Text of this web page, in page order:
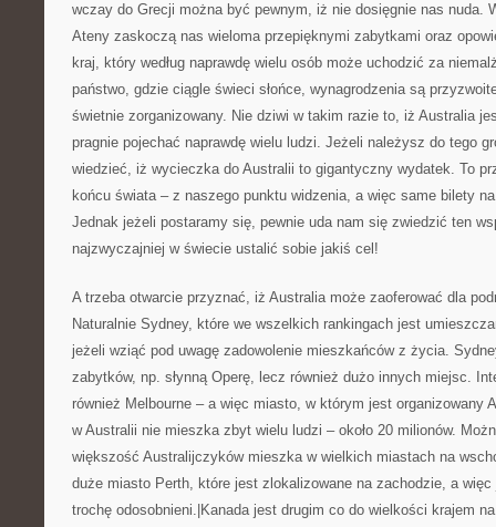
wczay do Grecji można być pewnym, iż nie dosięgnie nas nuda.
Ateny zaskoczą nas wieloma przepięknymi zabytkami oraz
kraj, który według naprawdę wielu osób może uchodzić za
państwo, gdzie ciągle świeci słońce, wynagrodzenia są
świetnie zorganizowany. Nie dziwi w takim razie to, iż Australia
pragnie pojechać naprawdę wielu ludzi. Jeżeli należysz do tego
wiedzieć, iż wycieczka do Australii to gigantyczny wydatek. To
końcu świata – z naszego punktu widzenia, a więc same bilety
Jednak jeżeli postaramy się, pewnie uda nam się zwiedzić ten
najzwyczajniej w świecie ustalić sobie jakiś cel!
A trzeba otwarcie przyznać, iż Australia może zaoferować dla
Naturalnie Sydney, które we wszelkich rankingach jest
jeżeli wziąć pod uwagę zadowolenie mieszkańców z życia.
zabytków, np. słynną Operę, lecz również dużo innych miejsc.
również Melbourne – a więc miasto, w którym jest organizowany
w Australii nie mieszka zbyt wielu ludzi – około 20 milionów.
większość Australijczyków mieszka w wielkich miastach na
duże miasto Perth, które jest zlokalizowane na zachodzie, a
trochę odosobnieni.|Kanada jest drugim co do wielkości krajem